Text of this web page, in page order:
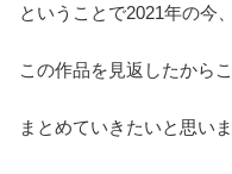
ということで2021年の今、
この作品を見返したから
まとめていきたいと思いま